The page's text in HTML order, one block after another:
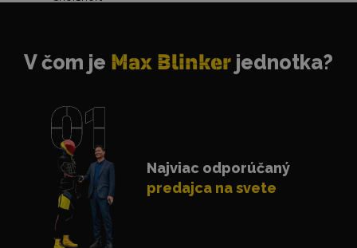
V čom je Max Blinker jednotka?
Najviac odporúčaný
predajca na svete